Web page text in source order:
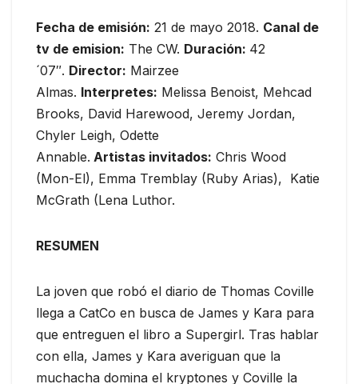
Fecha de emisión: 21 de mayo 2018. Canal de
tv de emision: The CW. Duración: 42
´07″. Director: Mairzee
Almas. Interpretes: Melissa Benoist, Mehcad
Brooks, David Harewood, Jeremy Jordan,
Chyler Leigh, Odette
Annable. Artistas invitados: Chris Wood
(Mon-El), Emma Tremblay (Ruby Arias), Katie
McGrath (Lena Luthor.
RESUMEN
La joven que robó el diario de Thomas Coville
llega a CatCo en busca de James y Kara para
que entreguen el libro a Supergirl. Tras hablar
con ella, James y Kara averiguan que la
muchacha domina el kryptones y Coville la